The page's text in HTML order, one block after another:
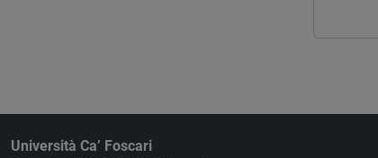
Università Ca’ Foscari